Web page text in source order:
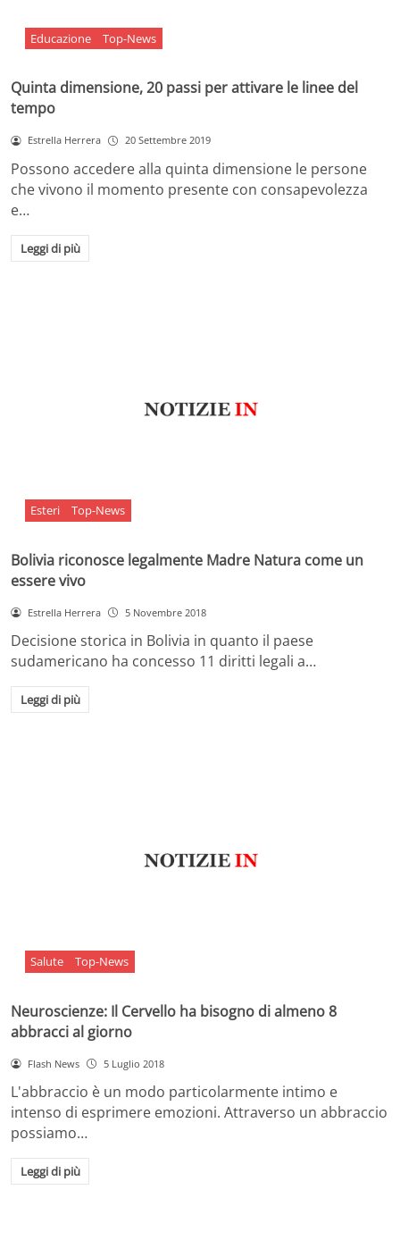
Educazione Top-News
Quinta dimensione, 20 passi per attivare le linee del
tempo
Estrella Herrera 20 Settembre 2019
Possono accedere alla quinta dimensione le persone
che vivono il momento presente con consapevolezza
e…
Leggi di più
Esteri Top-News
Bolivia riconosce legalmente Madre Natura come un
essere vivo
Estrella Herrera 5 Novembre 2018
Decisione storica in Bolivia in quanto il paese
sudamericano ha concesso 11 diritti legali a…
Leggi di più
Salute Top-News
Neuroscienze: Il Cervello ha bisogno di almeno 8
abbracci al giorno
Flash News 5 Luglio 2018
L'abbraccio è un modo particolarmente intimo e
intenso di esprimere emozioni. Attraverso un abbraccio
possiamo…
Leggi di più